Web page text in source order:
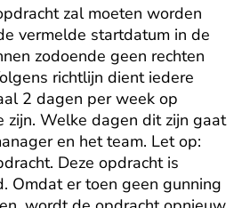
zal moeten worden
vermelde startdatum in de
zodoende geen rechten
richtlijn dient iedere
2 dagen per week op
zijn. Welke dagen dit zijn gaat
en het team. Let op:
Deze opdracht is
Omdat er toen geen gunning